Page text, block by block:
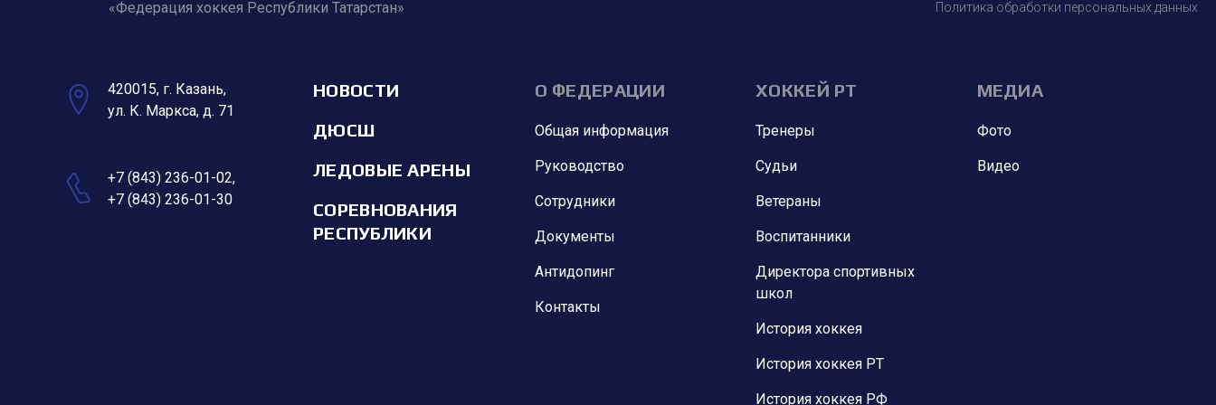
«Федерация хоккея Республики Татарстан»
Политика обработки персональных данных
420015, г. Казань,
ул. К. Маркса, д. 71
+7 (843) 236-01-02,
+7 (843) 236-01-30
НОВОСТИ
ДЮСШ
ЛЕДОВЫЕ АРЕНЫ
СОРЕВНОВАНИЯ
РЕСПУБЛИКИ
О ФЕДЕРАЦИИ
Общая информация
Руководство
Сотрудники
Документы
Антидопинг
Контакты
ХОККЕЙ РТ
Тренеры
Судьи
Ветераны
Воспитанники
Директора спортивных
школ
История хоккея
История хоккея РТ
История хоккея РФ
МЕДИА
Фото
Видео